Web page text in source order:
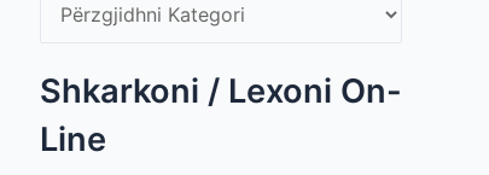
Shkarkoni / Lexoni On-
Line